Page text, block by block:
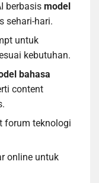
berbasis model
sehari-hari.
untuk
kebutuhan.
bahasa
content
forum teknologi
online untuk